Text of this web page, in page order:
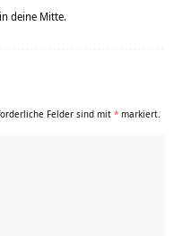
deine Mitte.
Felder sind mit * markiert.